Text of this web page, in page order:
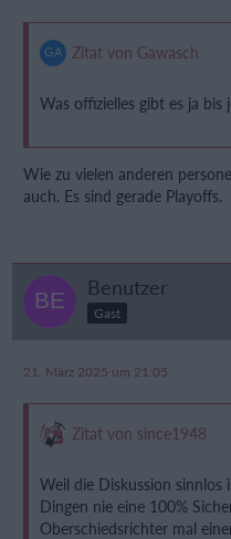
Zitat von Gawasch
Was offizielles gibt es ja bis
Wie zu vielen anderen
auch. Es sind gerade Playoffs.
Benutzer
Gast
21. März 2025 um 21:05
Zitat von since1948
Weil die Diskussion sinnlos
Dingen nie eine 100%
Oberschiedsrichter mal